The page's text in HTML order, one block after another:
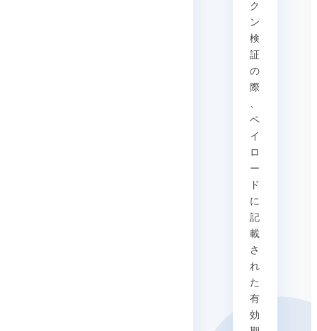
ク
ン
検
証
の
際
、
ペ
イ
ロ
ー
ド
に
記
載
さ
れ
た
有
効